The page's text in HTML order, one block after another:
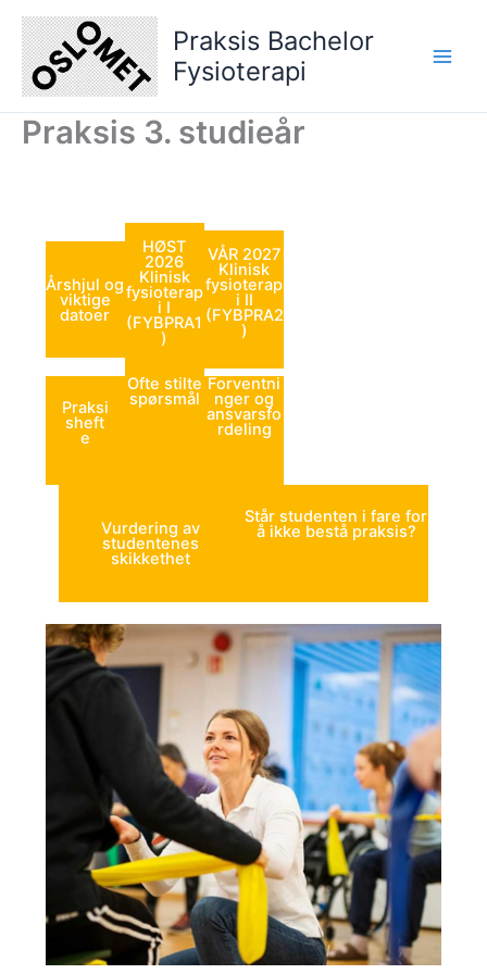
Hopp
rett
innholdet
Praksis Bachelor
Fysioterapi
Praksis 3. studieår
Årshjul og
viktige
datoer
HØST
2026
Klinisk
fysioterap
i I
(FYBPRA1
)
VÅR 2027
Klinisk
fysioterap
i II
(FYBPRA2
)
Praksi
sheft
e
Ofte stilte
spørsmål
Forventni
nger og
ansvarsfo
rdeling
Vurdering av
studentenes
skikkethet
Står studenten i fare for
å ikke bestå praksis?